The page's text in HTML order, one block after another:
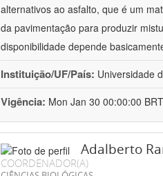
alternativos ao asfalto, que é um
da pavimentação para produzir
disponibilidade depende
Instituição/UF/País: Universidade
Vigência: Mon Jan 30 00:00:00
Adalberto
COORDENADOR(A)